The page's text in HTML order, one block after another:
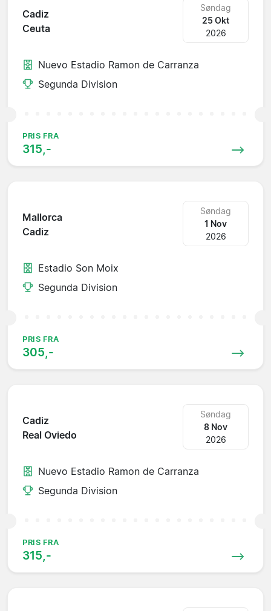
Cadiz
Ceuta
Søndag
25 Okt
2026
Nuevo Estadio Ramon de Carranza
Segunda Division
PRIS FRA
315,-
Mallorca
Cadiz
Søndag
1 Nov
2026
Estadio Son Moix
Segunda Division
PRIS FRA
305,-
Cadiz
Real Oviedo
Søndag
8 Nov
2026
Nuevo Estadio Ramon de Carranza
Segunda Division
PRIS FRA
315,-